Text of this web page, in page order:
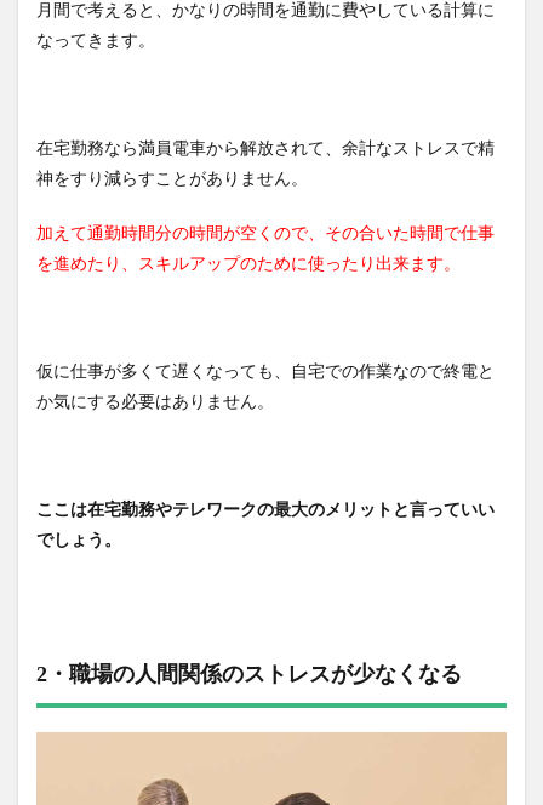
月間で考えると、かなりの時間を通勤に費やしている計算に
なってきます。
在宅勤務なら満員電車から解放されて、余計なストレスで精
神をすり減らすことがありません。
加えて通勤時間分の時間が空くので、その合いた時間で仕事
を進めたり、スキルアップのために使ったり出来ます。
仮に仕事が多くて遅くなっても、自宅での作業なので終電と
か気にする必要はありません。
ここは在宅勤務やテレワークの最大のメリットと言っていい
でしょう。
2・職場の人間関係のストレスが少なくなる